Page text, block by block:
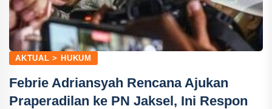
AKTUAL > HUKUM
Febrie Adriansyah Rencana Ajukan
Praperadilan ke PN Jaksel, Ini Respon